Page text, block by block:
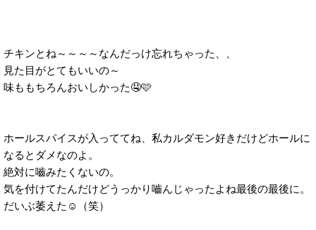
チキンとね～～～～なんだっけ忘れちゃった、、
見た目がとてもいいの～
味ももちろんおいしかった🤤🩷
ホールスパイスが入っててね、私カルダモン好きだけどホールに
なるとダメなのよ。
絶対に嚙みたくないの。
気を付けてたんだけどうっかり嚙んじゃったよね最後の最後に。
だいぶ萎えた☺️（笑）